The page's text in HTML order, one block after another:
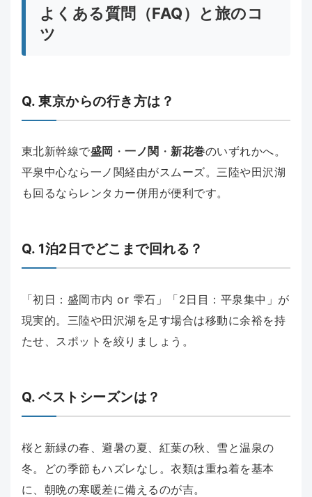
よくある質問（FAQ）と旅のコ
ツ
Q. 東京からの行き方は？
東北新幹線で盛岡 ・一ノ関 ・新花巻のいずれかへ。
平泉中心なら一ノ関経由がスムーズ。三陸や田沢湖
も回るならレンタカー併用が便利です。
Q. 1泊2日でどこまで回れる？
「初日：盛岡市内 or 雫石」「2日目：平泉集中」が
現実的。三陸や田沢湖を足す場合は移動に余裕を持
たせ、スポットを絞りましょう。
Q. ベストシーズンは？
桜と新緑の春、避暑の夏、紅葉の秋、雪と温泉の
冬。どの季節もハズレなし。衣類は重ね着を基本
に、朝晩の寒暖差に備えるのが吉。